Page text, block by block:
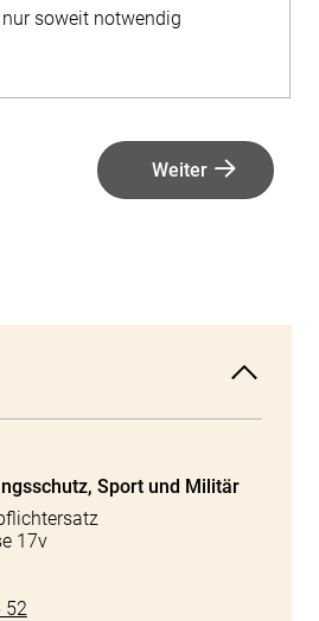
soweit notwendig
Weiter
Sport und Militär
17v
52